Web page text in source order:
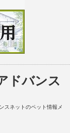
ドバンス
スネットのペット情報メ